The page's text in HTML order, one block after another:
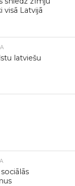
Latvijā
latviešu